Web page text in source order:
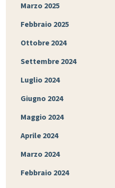
Marzo 2025
Febbraio 2025
Ottobre 2024
Settembre 2024
Luglio 2024
Giugno 2024
Maggio 2024
Aprile 2024
Marzo 2024
Febbraio 2024